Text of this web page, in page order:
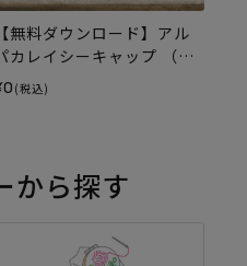
【無料ダウンロード】アル
カレイシーキャップ （レ
ピ）
(税込)
から探す